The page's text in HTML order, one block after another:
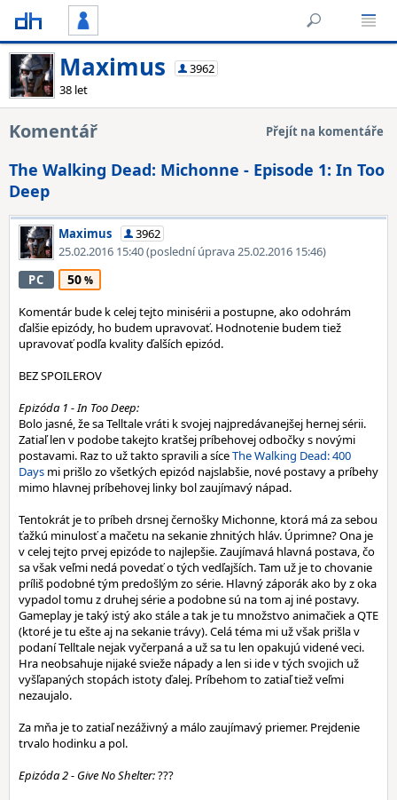
Maximus
3962
38 let
Komentář Přejít na komentáře
The Walking Dead: Michonne - Episode 1: In Too
Deep
Maximus
3962
25.02.2016 15:40(poslední úprava 25.02.2016 15:46)
PC
50
Komentár bude k celej tejto minisérii a postupne, ako odohrám
ďalšie epizódy, ho budem upravovať. Hodnotenie budem tiež
upravovať podľa kvality ďalších epizód.
BEZ SPOILEROV
Epizóda 1 - In Too Deep:
Bolo jasné, že sa Telltale vráti k svojej najpredávanejšej hernej sérii.
Zatiaľ len v podobe takejto kratšej príbehovej odbočky s novými
postavami. Raz to už takto spravili a síceThe Walking Dead: 400
Days mi prišlo zo všetkých epizód najslabšie, nové postavy a príbehy
mimo hlavnej príbehovej linky bol zaujímavý nápad.
Tentokrát je to príbeh drsnej černošky Michonne, ktorá má za sebou
ťažkú minulosť a mačetu na sekanie zhnitých hláv. Úprimne? Ona je
v celej tejto prvej epizóde to najlepšie. Zaujímavá hlavná postava, čo
sa však veľmi nedá povedať o tých vedľajších. Tam už je to chovanie
príliš podobné tým predošlým zo série. Hlavný záporák ako by z oka
vypadol tomu z druhej série a podobne sú na tom aj iné postavy.
Gameplay je taký istý ako stále a tak je tu množstvo animačiek a QTE
(ktoré je tu ešte aj na sekanie trávy). Celá téma mi už však prišla v
podaní Telltale nejak vyčerpaná a už sa tu len opakujú videné veci.
Hra neobsahuje nijaké svieže nápady a len si ide v tých svojich už
vyšľapaných stopách istoty ďalej. Príbehom to zatiaľ tiež veľmi
nezaujalo.
Za mňa je to zatiaľ nezáživný a málo zaujímavý priemer. Prejdenie
trvalo hodinku a pol.
Epizóda 2 - Give No Shelter:???